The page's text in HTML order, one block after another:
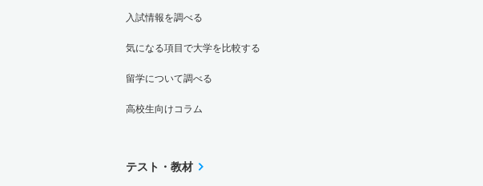
入試情報を調べる
気になる項目で大学を比較する
留学について調べる
高校生向けコラム
テスト・教材